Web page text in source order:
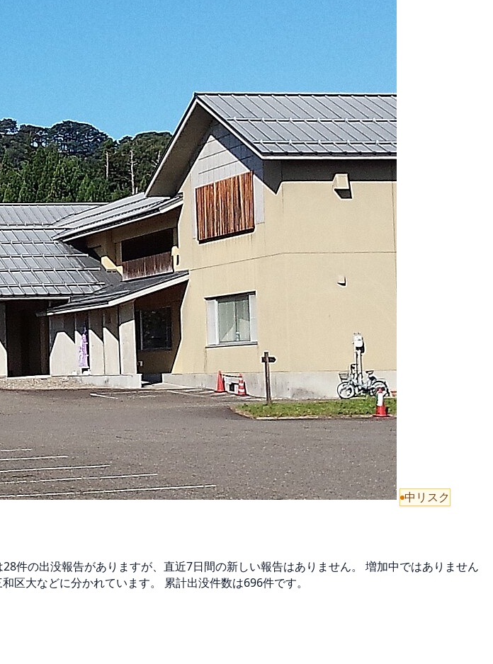
中リスク
件の出没報告がありますが、直近7日間の新しい報告はありません。 増加中ではありません
区大などに分かれています。 累計出没件数は696件です。